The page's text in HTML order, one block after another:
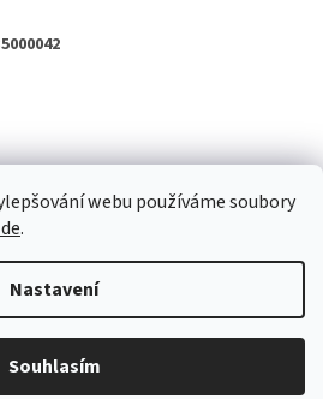
webu používáme soubory
.
Nastavení
Souhlasím
objednávek může být dodací doba 3-5
. Všechna práva vyhrazena.Upravit
nastavení cookies